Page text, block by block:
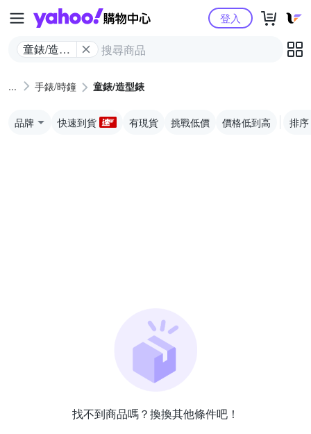
Yahoo購物中心
童錶/造型
登入
手錶/時鐘 童錶/造型錶
品牌 快速到貨 有現貨 挑戰低價 價格低到高 排序
找不到商品嗎？換換其他條件吧！